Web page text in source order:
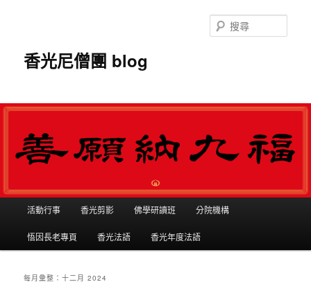
香光尼僧團 blog
尋
跳到主內容
跳到第二內容
活動行事 香光剪影 佛學研讀班 分院機構
悟因長老專頁 香光法語 香光年度法語
每月彙整：十二月 2024